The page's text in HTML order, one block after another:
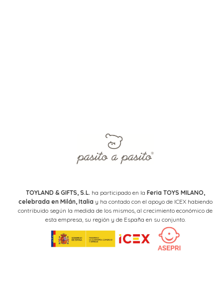
TOYLAND & GIFTS, S.L. ha participado en la Feria TOYS MILANO,
celebrada en Milán, Italiay ha contado con el apoyo de ICEX habiendo
contribuido según la medida de los mismos, al crecimiento económico de
esta empresa, su región y de España en su conjunto.